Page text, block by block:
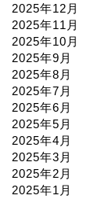
2025年12月
2025年11月
2025年10月
2025年9月
2025年8月
2025年7月
2025年6月
2025年5月
2025年4月
2025年3月
2025年2月
2025年1月